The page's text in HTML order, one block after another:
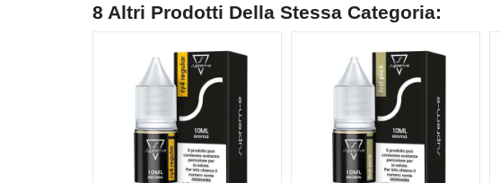
8 Altri Prodotti Della Stessa Categoria: